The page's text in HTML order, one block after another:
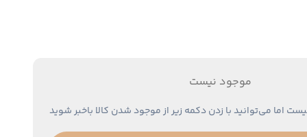
موجود نیست
اما می‌توانید با زدن دکمه زیر از موجود شدن کالا باخبر شوید